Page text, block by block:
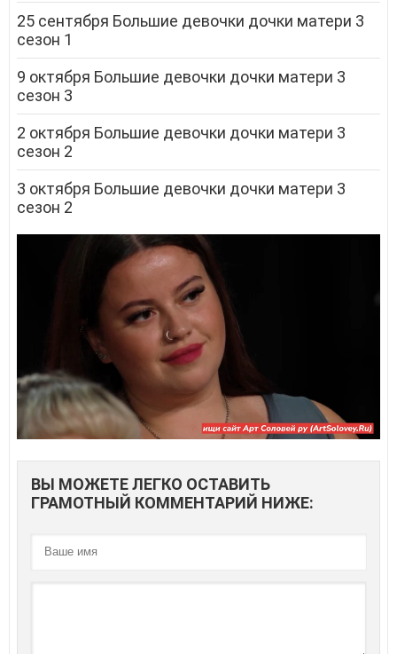
25 сентября Большие девочки дочки матери 3
сезон 1
9 октября Большие девочки дочки матери 3
сезон 3
2 октября Большие девочки дочки матери 3
сезон 2
3 октября Большие девочки дочки матери 3
сезон 2
ВЫ МОЖЕТЕ ЛЕГКО ОСТАВИТЬ
ГРАМОТНЫЙ КОММЕНТАРИЙ НИЖЕ: